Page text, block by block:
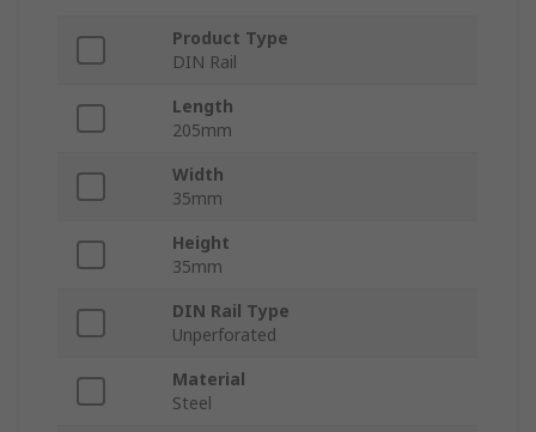
Product Type
DIN Rail
Length
205mm
Width
35mm
Height
35mm
DIN Rail Type
Unperforated
Material
Steel